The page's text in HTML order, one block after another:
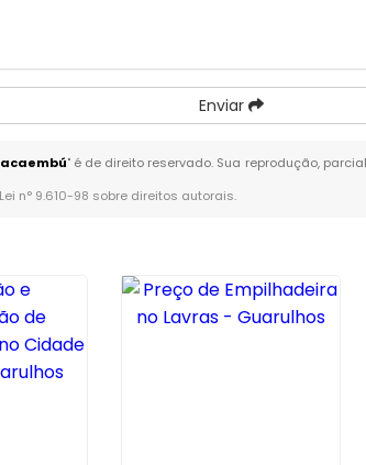
Enviar
" é de direito reservado. Sua reprodução,
Lei n° 9.610-98 sobre direitos autorais.